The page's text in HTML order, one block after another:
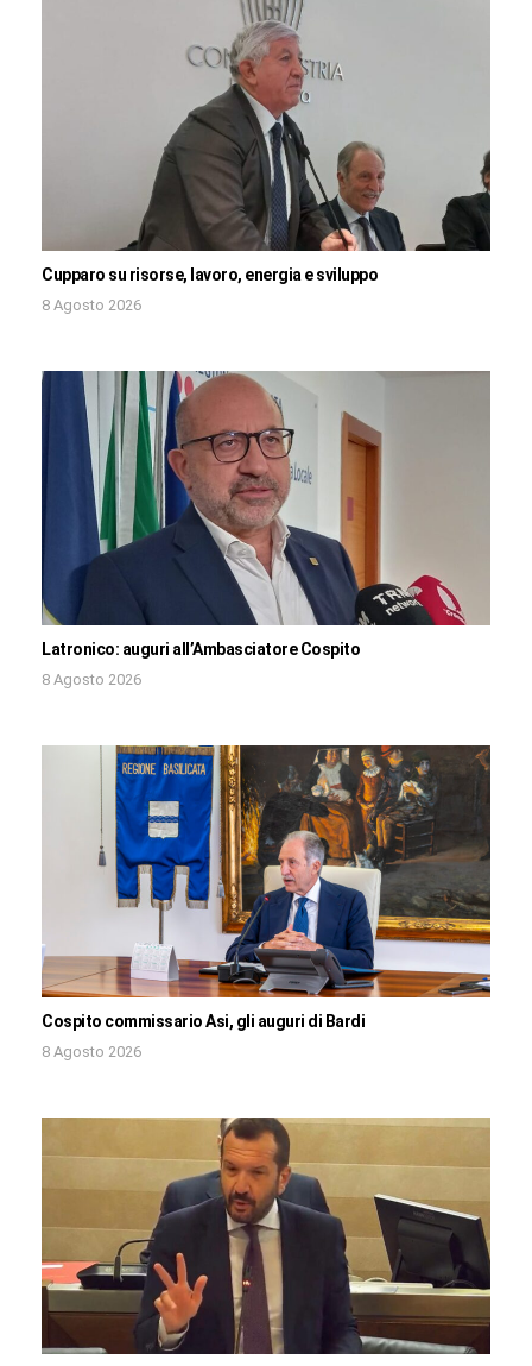
Cupparo su risorse, lavoro, energia e sviluppo
8 Agosto 2026
Latronico: auguri all’Ambasciatore Cospito
8 Agosto 2026
Cospito commissario Asi, gli auguri di Bardi
8 Agosto 2026